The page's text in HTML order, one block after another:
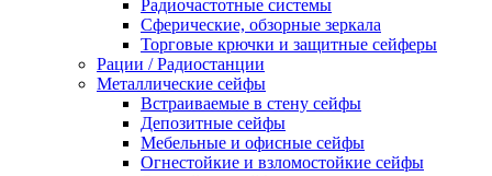
Радиочастотные системы
Сферические, обзорные зеркала
Торговые крючки и защитные сейферы
Рации / Радиостанции
Металлические сейфы
Встраиваемые в стену сейфы
Депозитные сейфы
Мебельные и офисные сейфы
Огнестойкие и взломостойкие сейфы